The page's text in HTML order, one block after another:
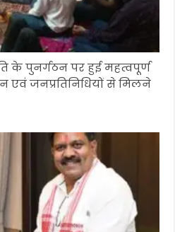
के पुनर्गठन पर हुई महत्वपूर्ण
जनप्रतिनिधियों से मिलने